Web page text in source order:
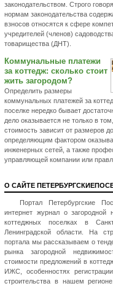
законодательством. Строго
нормам законодательства
взносов относятся к сфере
учредителей (членов)
товарищества (ДНТ).
Коммунальные платежи
за коттедж: сколько стоит
жить загородом?
Определить размеры
коммунальных платежей за
поселке нередко бывает
дело оказывается не только в
стоимость зависит от размеров
определяющим фактором
инженерных сетей, а также
управляющей компании или
О САЙТЕ
Портал Петербургские
интернет журнал о загородной
коттеджных поселках в
Ленинградской области. На
портала мы рассказываем о
рынка загородной
стоимости предложений в
ИЖС, особенностях
строительства в нашем